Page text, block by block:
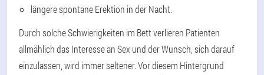
längere spontane Erektion in der Nacht.
Durch solche Schwierigkeiten im Bett verlieren Patienten
allmählich das Interesse an Sex und der Wunsch, sich darauf
einzulassen, wird immer seltener. Vor diesem Hintergrund